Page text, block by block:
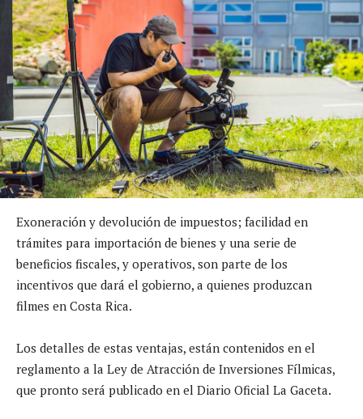
Exoneración y devolución de impuestos; facilidad en
trámites para importación de bienes y una serie de
beneficios fiscales, y operativos, son parte de los
incentivos que dará el gobierno, a quienes produzcan
filmes en Costa Rica.
Los detalles de estas ventajas, están contenidos en el
reglamento a la Ley de Atracción de Inversiones Fílmicas,
que pronto será publicado en el Diario Oficial La Gaceta.